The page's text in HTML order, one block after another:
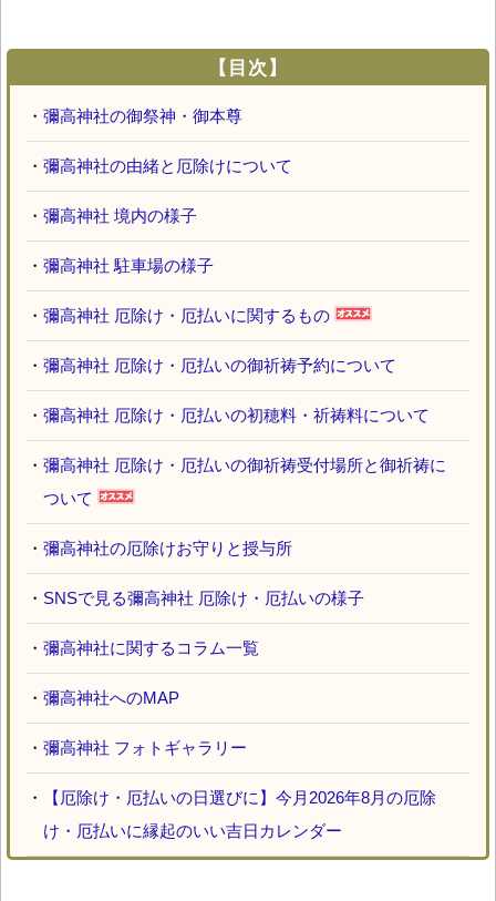
【目次】
・ 彌高神社の御祭神・御本尊
・ 彌高神社の由緒と厄除けについて
・ 彌高神社 境内の様子
・ 彌高神社 駐車場の様子
・ 彌高神社 厄除け・厄払いに関するもの
・ 彌高神社 厄除け・厄払いの御祈祷予約について
・ 彌高神社 厄除け・厄払いの初穂料・祈祷料について
・ 彌高神社 厄除け・厄払いの御祈祷受付場所と御祈祷に
ついて
・ 彌高神社の厄除けお守りと授与所
・ SNSで見る彌高神社 厄除け・厄払いの様子
・ 彌高神社に関するコラム一覧
・ 彌高神社へのMAP
・ 彌高神社 フォトギャラリー
・
【厄除け・厄払いの日選びに】今月2026年8月の厄除
け・厄払いに縁起のいい吉日カレンダー